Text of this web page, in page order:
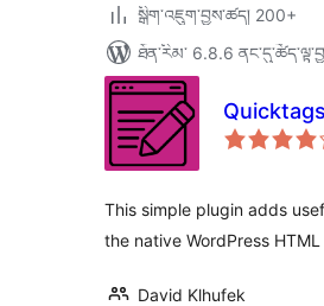
སྒྲིག་འཇུག་བྱས་ཚད། 200+
ཐོན་རིམ་ 6.8.6
This simple plugin adds
the native WordPress
David Klhufek